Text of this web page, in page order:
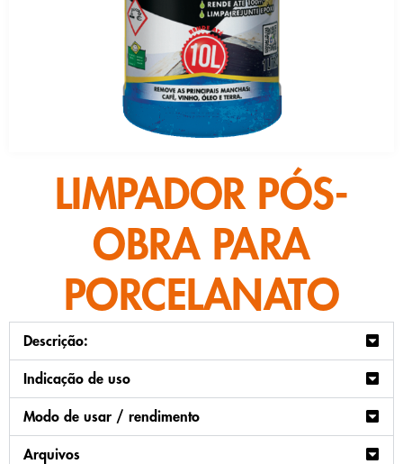
LIMPADOR PÓS-
OBRA PARA
PORCELANATO
Descrição:
Indicação de uso
Modo de usar / rendimento
Arquivos